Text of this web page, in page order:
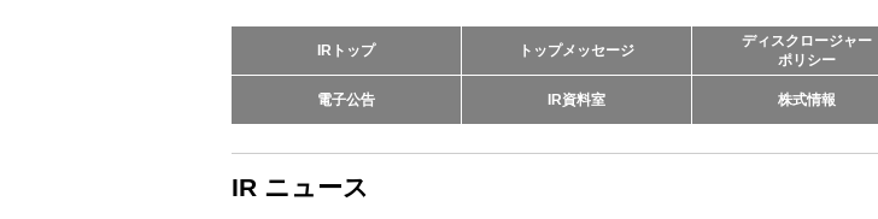
IRトップ トップメッセージ
ディスクロージャー
ポリシー
電子公告 IR資料室 株式情報
IR ニュース